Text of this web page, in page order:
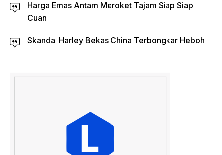
Harga Emas Antam Meroket Tajam Siap Siap
Cuan
Skandal Harley Bekas China Terbongkar Heboh